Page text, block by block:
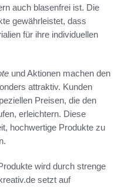
auch blasenfrei ist. Die
gewährleistet, dass
für ihre individuellen
und Aktionen machen den
attraktiv. Kunden
Preisen, die den
erleichtern. Diese
hochwertige Produkte zu
wird durch strenge
setzt auf